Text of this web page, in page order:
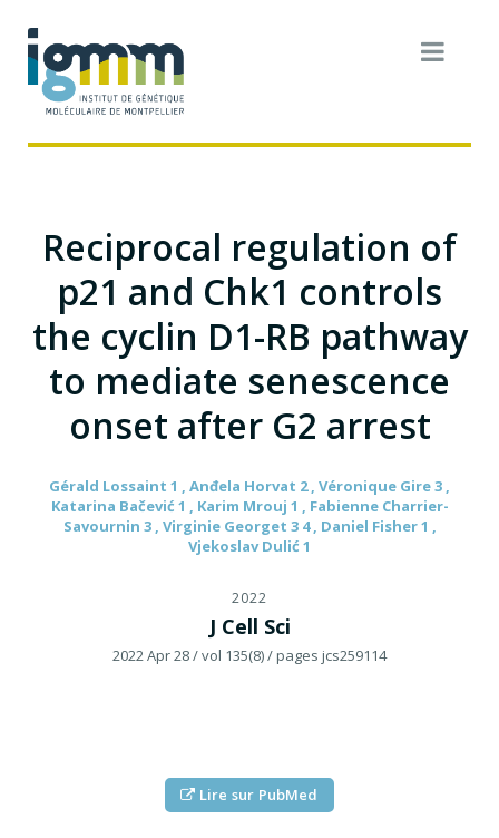
Reciprocal regulation of
p21 and Chk1 controls
the cyclin D1-RB pathway
to mediate senescence
onset after G2 arrest
Gérald Lossaint 1 , Anđela Horvat 2 , Véronique Gire 3 ,
Katarina Bačević 1 , Karim Mrouj 1 , Fabienne Charrier-
Savournin 3 , Virginie Georget 3 4 , Daniel Fisher 1 ,
Vjekoslav Dulić 1
2022
J Cell Sci
2022 Apr 28/ vol 135(8)/ pages jcs259114
Lire sur PubMed